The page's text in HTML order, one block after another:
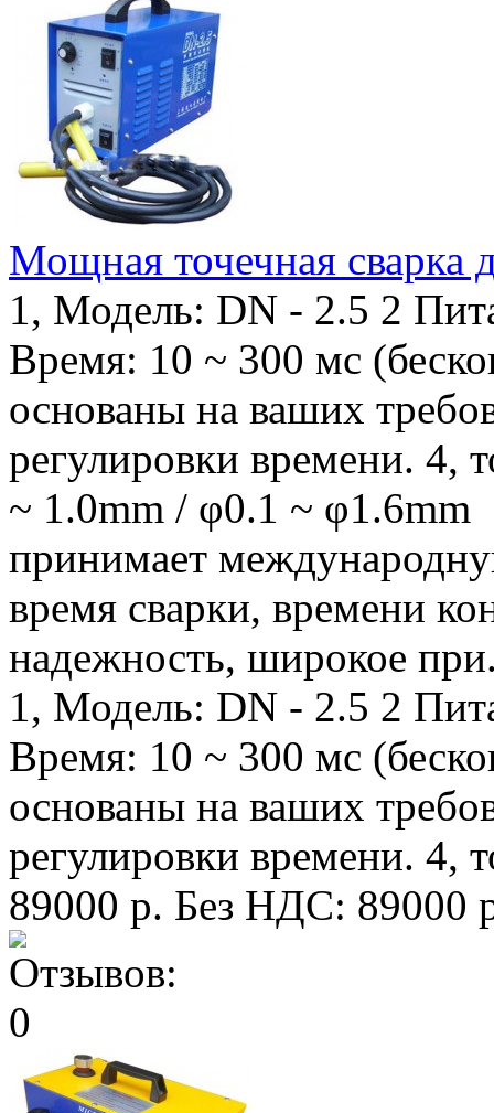
Мощная точечная сварка
1, Модель: DN - 2.5 2
Время: 10 ~ 300 мс
основаны на ваших
регулировки времени. 4,
~ 1.0mm / φ0.1 ~
принимает
время сварки, времени
надежность, широкое
1, Модель: DN - 2.5 2
Время: 10 ~ 300 мс
основаны на ваших
регулировки времени. 4,
89000 р. Без НДС: 89000